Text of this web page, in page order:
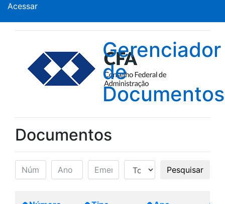
Acessar
Gerenciador
de
Documentos
Documentos
Pesquisar